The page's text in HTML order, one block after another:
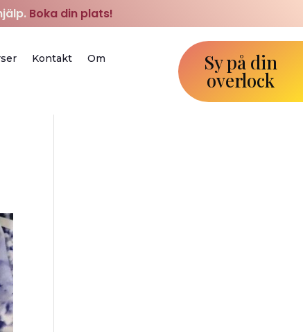
Boka din plats!
Kontakt Om Sy på din
overlock